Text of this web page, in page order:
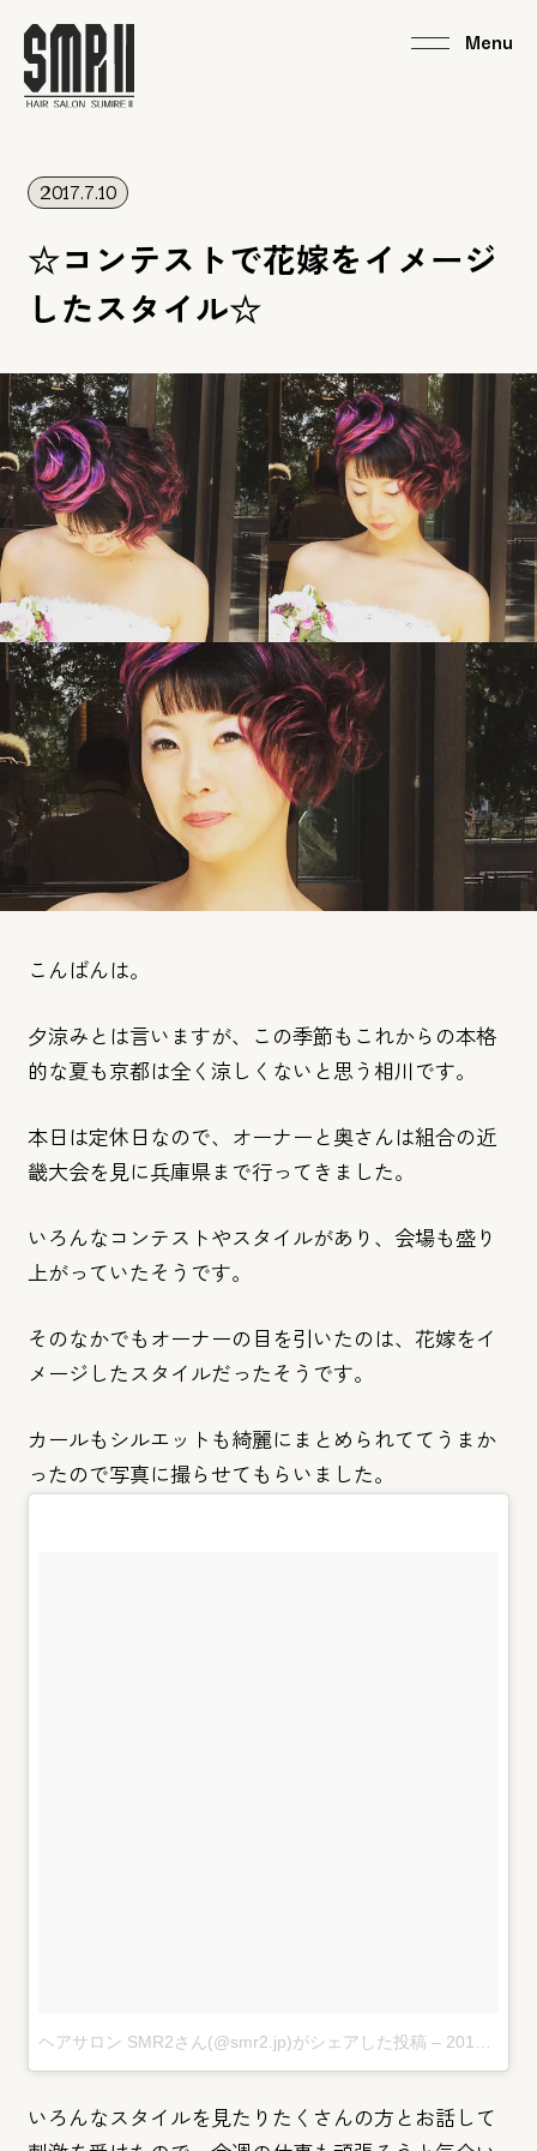
2017.7.10
☆コンテストで花嫁をイメージ
したスタイル☆
こんばんは。
夕涼みとは言いますが、この季節もこれからの本格
的な夏も京都は全く涼しくないと思う相川です。
本日は定休日なので、
オーナーと奥さんは組合の近
畿大会を見に兵庫県まで行ってきまし た。
いろんなコンテストやスタイルがあり、 会場も盛り
上がっていたそうです。
そのなかでもオーナーの目を引いたのは、 花嫁をイ
メージしたスタイルだったそうです。
カールもシルエットも綺麗にまとめられててうまか
ったので写真に撮らせてもらいました。
ヘアサロン SMR2さん(@smr2.jp)がシェアした投稿 – 2017 7月 10 2:09午前 PDT
いろんなスタイルを見たりたくさんの方とお話して